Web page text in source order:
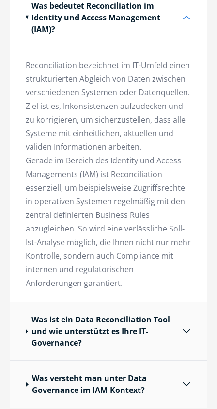
Was bedeutet Reconciliation im
Identity und Access Management
(IAM)?
Reconciliation bezeichnet im IT-Umfeld einen
strukturierten Abgleich von Daten zwischen
verschiedenen Systemen oder Datenquellen.
Ziel ist es, Inkonsistenzen aufzudecken und
zu korrigieren, um sicherzustellen, dass alle
Systeme mit einheitlichen, aktuellen und
validen Informationen arbeiten.
Gerade im Bereich des Identity und Access
Managements (IAM) ist Reconciliation
essenziell, um beispielsweise Zugriffsrechte
in operativen Systemen regelmäßig mit den
zentral definierten Business Rules
abzugleichen. So wird eine verlässliche Soll-
Ist-Analyse möglich, die Ihnen nicht nur mehr
Kontrolle, sondern auch Compliance mit
internen und regulatorischen
Anforderungen garantiert.
Was ist ein Data Reconciliation Tool
und wie unterstützt es Ihre IT-
Governance?
Was versteht man unter Data
Governance im IAM-Kontext?